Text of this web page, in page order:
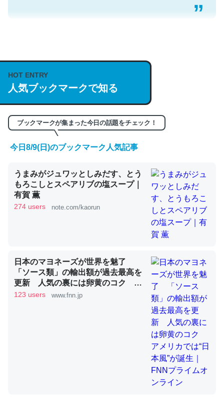
説してる記事が少ないので貴重な良記事。/続編来た
https://isobe324649.hatenablog.com/entry/2023/03/27
/064121
─GPTの仕組みと限界についての考察（１） - conceptualization
くらい。小説でいう「ずっと前の伏線」は回収されないけ
ど、短期記憶というには多い分量。進化すればするほど分
かりやすく強くなりそう
─GPTの仕組みと限界についての考察（１） - conceptualization
昆虫ってカルシウム少ないのか。知らんかった。調べたら
コオロギのカルシウム分はエビの600分の1程度。
─ニュース :: 【研究発表】昆虫学の大問題＝「昆虫はなぜ海にいな
論文では「淡水はカルシウムも酸素も不足してて両方に不
HOT ENTRY
人気ブックマークで知る
ブックマークが集まった今日の話題をチェック！
今日8/9(日)のブックマーク人気記事
うまみがジュワッとしみだす、とう
もろこしとスペアリブの塩スープ｜
有賀 薫
274 users note.com/kaorun
日本のマヨネーズが世界を魅了
「ソース類」の輸出額が過去最高を
更新 人気の裏には卵黄のコク ア
メリカでは“日本風”が誕生｜FNNプ
123 users www.fnn.jp